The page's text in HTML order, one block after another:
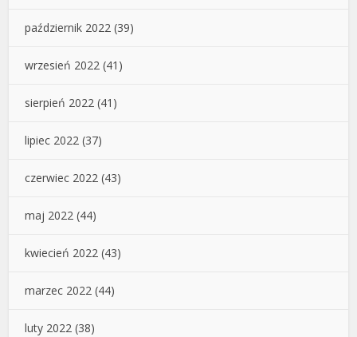
październik 2022 (39)
wrzesień 2022 (41)
sierpień 2022 (41)
lipiec 2022 (37)
czerwiec 2022 (43)
maj 2022 (44)
kwiecień 2022 (43)
marzec 2022 (44)
luty 2022 (38)